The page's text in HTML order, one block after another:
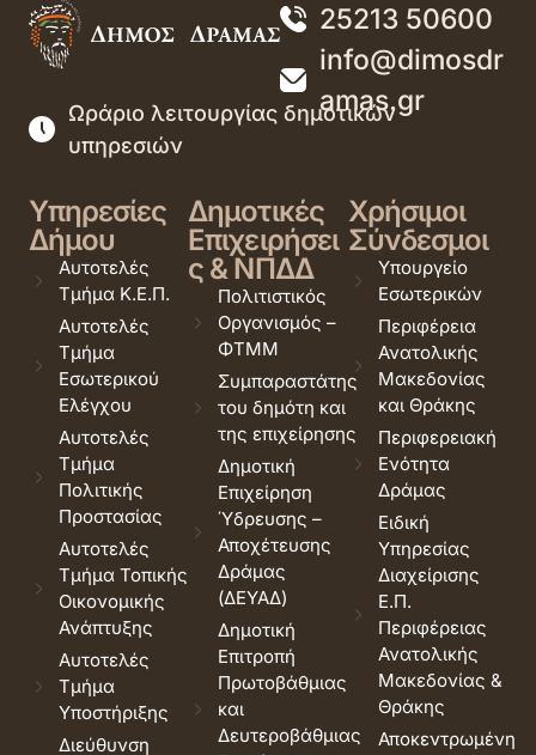
25213 50600
info@dimosdr
amas.gr
Ωράριο λειτουργίας δημοτικών
υπηρεσιών
Υπηρεσίες
Δήμου
Αυτοτελές
Τμήμα Κ.Ε.Π.
Αυτοτελές
Τμήμα
Εσωτερικού
Ελέγχου
Αυτοτελές
Τμήμα
Πολιτικής
Προστασίας
Αυτοτελές
Τμήμα Τοπικής
Οικονομικής
Ανάπτυξης
Αυτοτελές
Τμήμα
Υποστήριξης
Διεύθυνση
Δημοτικές
Επιχειρήσει
ς & ΝΠΔΔ
Πολιτιστικός
Οργανισμός –
ΦΤΜΜ
Συμπαραστάτης
του δημότη και
της επιχείρησης
Δημοτική
Επιχείρηση
Ύδρευσης –
Αποχέτευσης
Δράμας
(ΔΕΥΑΔ)
Δημοτική
Επιτροπή
Πρωτοβάθμιας
και
Δευτεροβάθμιας
Χρήσιμοι
Σύνδεσμοι
Υπουργείο
Εσωτερικών
Περιφέρεια
Ανατολικής
Μακεδονίας
και Θράκης
Περιφερειακή
Ενότητα
Δράμας
Ειδική
Υπηρεσίας
Διαχείρισης
Ε.Π.
Περιφέρειας
Ανατολικής
Μακεδονίας &
Θράκης
Αποκεντρωμένη